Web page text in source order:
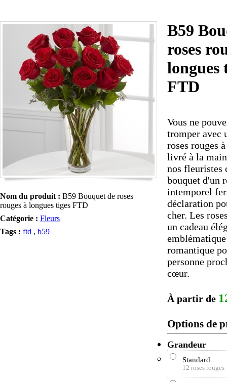
Nom du produit : B59 Bouquet de roses
rouges à longues tiges FTD
Catégorie : Fleurs
Tags : ftd , b59
B59
roses
longues
FTD
Vous ne
tromper avec
roses rouges
livré à la
nos fleuristes
bouquet d'un
intemporel
déclaration
cher. Les
un cadeau
romantique
personne
cœur.
À partir de
Options de
Grandeur
Standard
12 roses rouges